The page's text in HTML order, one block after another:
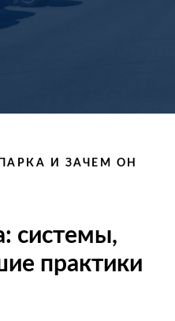
И ЗАЧЕМ ОН
системы,
практики